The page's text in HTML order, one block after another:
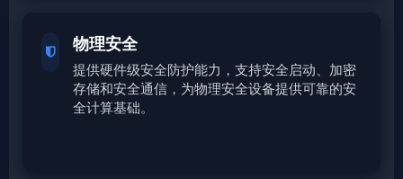
物理安全
提供硬件级安全防护能力，支持安全启动、加密
存储和安全通信，为物理安全设备提供可靠的安
全计算基础。